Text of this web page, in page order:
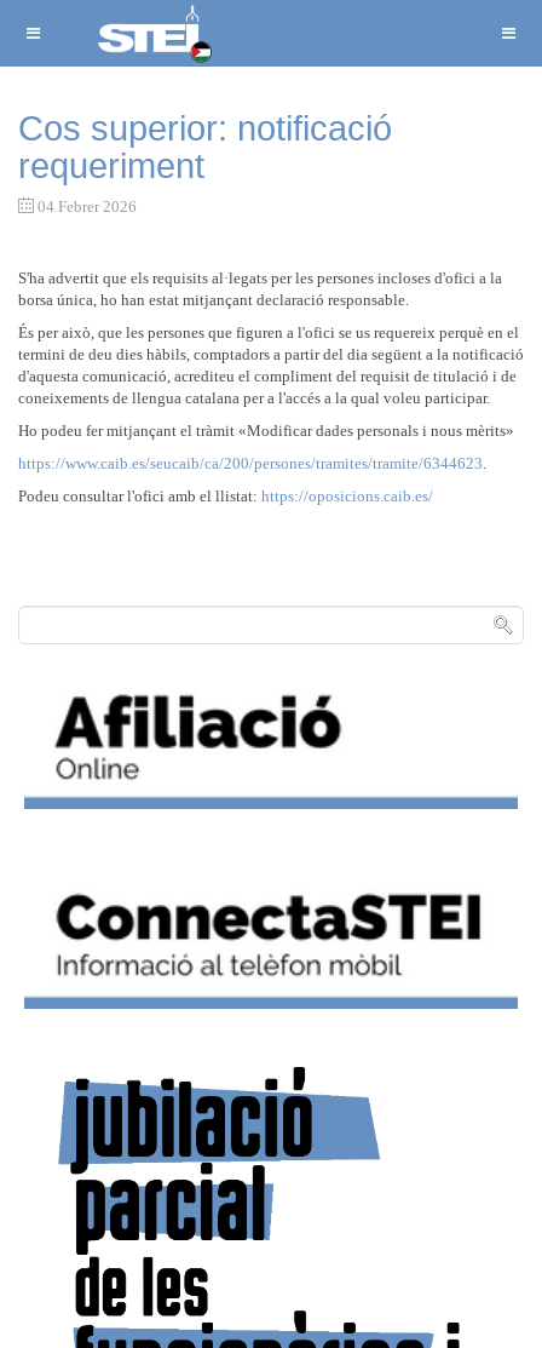
Cos superior: notificació
requeriment
04 Febrer 2026
S'ha advertit que els requisits al·legats per les persones incloses d'ofici a la
borsa única, ho han estat mitjançant declaració responsable.
És per això, que les persones que figuren a l'ofici se us requereix perquè en el
termini de deu dies hàbils, comptadors a partir del dia següent a la notificació
d'aquesta comunicació, acrediteu el compliment del requisit de titulació i de
coneixements de llengua catalana per a l'accés a la qual voleu participar.
Ho podeu fer mitjançant el tràmit «Modificar dades personals i nous mèrits»
https://www.caib.es/seucaib/ca/200/persones/tramites/tramite/6344623.
Podeu consultar l'ofici amb el llistat: https://oposicions.caib.es/